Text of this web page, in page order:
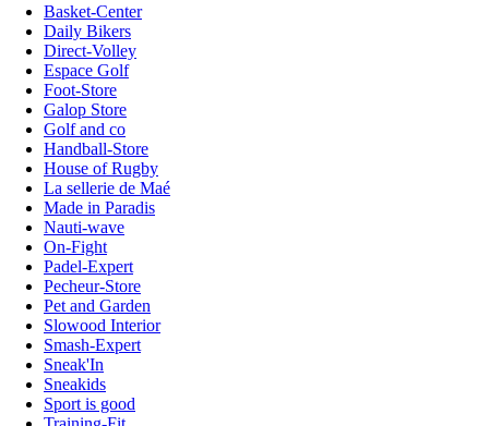
Basket-Center
Daily Bikers
Direct-Volley
Espace Golf
Foot-Store
Galop Store
Golf and co
Handball-Store
House of Rugby
La sellerie de Maé
Made in Paradis
Nauti-wave
On-Fight
Padel-Expert
Pecheur-Store
Pet and Garden
Slowood Interior
Smash-Expert
Sneak'In
Sneakids
Sport is good